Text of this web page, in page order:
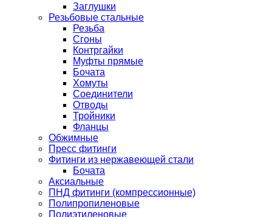
Заглушки
Резьбовые стальные
Резьба
Сгоны
Контргайки
Муфты прямые
Бочата
Хомуты
Соединители
Отводы
Тройники
Фланцы
Обжимные
Пресс фитинги
Фитинги из нержавеющей стали
Бочата
Аксиальные
ПНД фитинги (компрессионные)
Полипропиленовые
Полиэтиленовые